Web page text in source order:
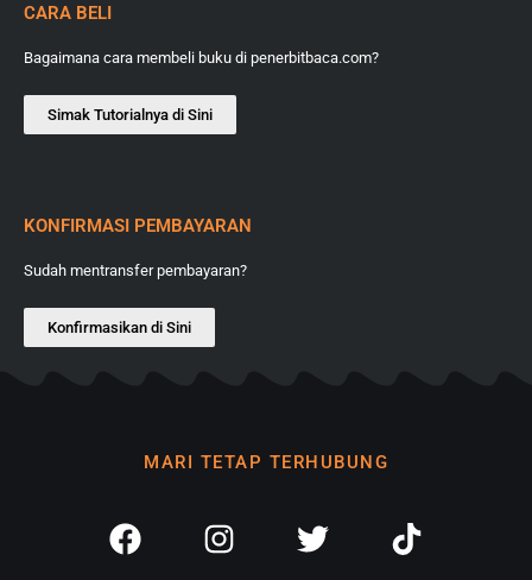
CARA BELI
Bagaimana cara membeli buku di penerbitbaca.com?
Simak Tutorialnya di Sini
KONFIRMASI PEMBAYARAN
Sudah mentransfer pembayaran?
Konfirmasikan di Sini
MARI TETAP TERHUBUNG